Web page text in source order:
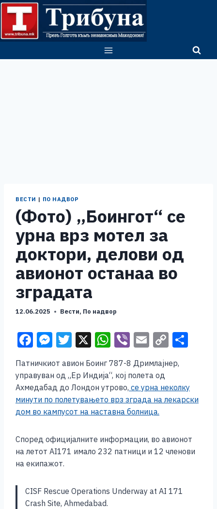
Skip
content
ВЕСТИ | ПО НАДВОР
(Фото) „Боингот“ се
урна врз мотел за
доктори, делови од
авионот останаа во
зградата
12.06.2025 Вести, По надвор
F
c
e
b
o
o
k
M
ss
e
n
g
er
T
wi
tt
er
X W
h
at
s
A
p
p
Vi
b
er
E
ai
l
C
p
y
Li
k
e
Патничкиот авион Боинг 787-8 Дримлајнер,
управуван од „Ер Индија“, кој полета од
Ахмедабад до Лондон утрово, се урна неколку
минути по полетувањето врз зграда на лекарски
дом во кампусот на наставна болница.
Според официјалните информации, во авионот
на летот AI171 имало 232 патници и 12 членови
на екипажот.
CISF Rescue Operations Underway at AI 171
Crash Site, Ahmedabad.